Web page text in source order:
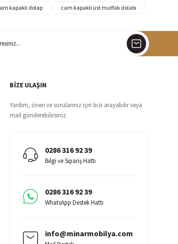
kapaklı dolap
cam kapaklı üst mutfak dolabı
BİZE ULAŞIN
Yardım, öneri ve sorularınız için bizi arayabilir veya
mail gönderebilirsiniz.
0286 316 92 39
Bilgi ve Sipariş Hattı
0286 316 92 39
WhatsApp Destek Hattı
info@minarmobilya.com